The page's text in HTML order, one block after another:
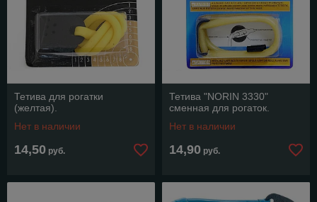
Тетива для рогатки
(желтая).
Нет в наличии
14,50 руб.
Тетива "NORIN 3330"
сменная для рогаток.
Нет в наличии
14,90 руб.